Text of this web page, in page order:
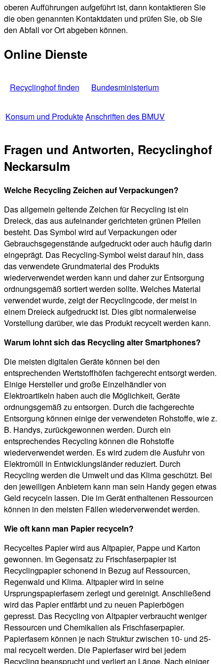
oberen Aufführungen aufgeführt ist, dann kontaktieren Sie
die oben genannten Kontaktdaten und prüfen Sie, ob Sie
den Abfall vor Ort abgeben können.
Online Dienste
Recyclinghof finden Bundesministerium
Konsum und ProdukteAnschriften des BMUV
Fragen und Antworten, Recyclinghof
Neckarsulm
Welche Recycling Zeichen auf Verpackungen?
Das allgemein geltende Zeichen für Recycling ist ein
Dreieck, das aus aufeinander gerichteten grünen Pfeilen
besteht. Das Symbol wird auf Verpackungen oder
Gebrauchsgegenstände aufgedruckt oder auch häufig darin
eingeprägt. Das Recycling-Symbol weist darauf hin, dass
das verwendete Grundmaterial des Produkts
wiederverwendet werden kann und daher zur Entsorgung
ordnungsgemäß sortiert werden sollte. Welches Material
verwendet wurde, zeigt der Recyclingcode, der meist in
einem Dreieck aufgedruckt ist. Dies gibt normalerweise
Vorstellung darüber, wie das Produkt recycelt werden kann.
Warum lohnt sich das Recycling alter Smartphones?
Die meisten digitalen Geräte können bei den
entsprechenden Wertstoffhöfen fachgerecht entsorgt werden.
Einige Hersteller und große Einzelhändler von
Elektroartikeln haben auch die Möglichkeit, Geräte
ordnungsgemäß zu entsorgen. Durch die fachgerechte
Entsorgung können einige der verwendeten Rohstoffe, wie z.
B. Handys, zurückgewonnen werden. Durch ein
entsprechendes Recycling können die Rohstoffe
wiederverwendet werden. Es wird zudem die Ausfuhr von
Elektromüll in Entwicklungsländer reduziert. Durch
Recycling werden die Umwelt und das Klima geschützt. Bei
den jeweiligen Anbietern kann man sein Handy gegen etwas
Geld recyceln lassen. Die im Gerät enthaltenen Ressourcen
können in den meisten Fällen wiederverwendet werden.
Wie oft kann man Papier recyceln?
Recyceltes Papier wird aus Altpapier, Pappe und Karton
gewonnen. Im Gegensatz zu Frischfaserpapier ist
Recyclingpapier schonend in Bezug auf Ressourcen,
Regenwald und Klima. Altpapier wird in seine
Ursprungspapierfasern zerlegt und gereinigt. Anschließend
wird das Papier entfärbt und zu neuen Papierbögen
gepresst. Das Recycling von Altpapier verbraucht weniger
Ressourcen und Chemikalien als Frischfaserpapier.
Papierfasern können je nach Struktur zwischen 10- und 25-
mal recycelt werden. Die Papierfaser wird bei jedem
Recycling beansprucht und verliert an Länge. Nach einiger